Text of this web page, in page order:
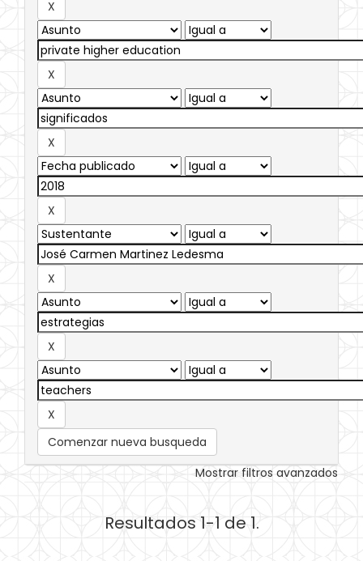
Comenzar nueva busqueda
Mostrar filtros avanzados
Resultados 1-1 de 1.